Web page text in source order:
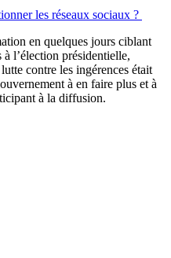
les réseaux sociaux ?
en quelques jours ciblant
à l’élection présidentielle,
contre les ingérences était
à en faire plus et à
à la diffusion.